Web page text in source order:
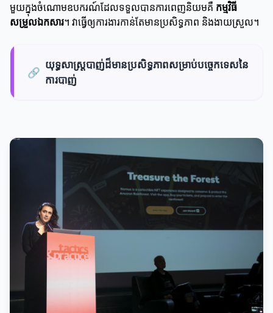
មួយក្នុងចំណោមឧបករណ៍ដែលទទួលបានការពេញនិយមគឺ កម្មវិធី
សម្រួលឯកសារ។ វាធ្វើឲ្យការងារកាន់តែមានប្រសិទ្ធភាព និងងាយស្រួល។
🔗
យុទ្ធសាស្ត្របាញ់ដ៏មានប្រសិទ្ធភាពសម្រាប់បច្ចេកទេសនៃ
ការបាញ់